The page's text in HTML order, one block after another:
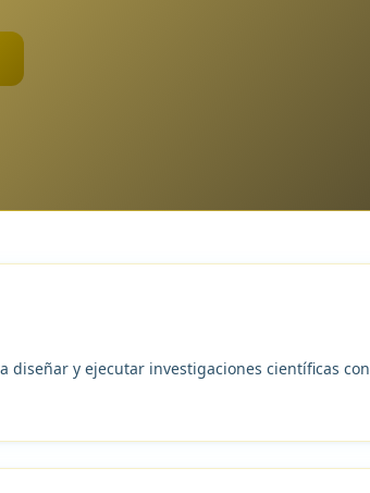
diseñar y ejecutar investigaciones científicas con